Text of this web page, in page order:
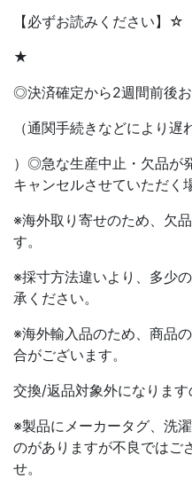
【必ずお読みください】☆
★
◎決済確定から2週間前後お
（通関手続きなどにより遅
）◎急な生産中止・欠品が
キャンセルさせていただく
※海外取り寄せのため、欠
す。
※採寸方法違いより、多少
承ください。
※海外輸入品のため、商品
合がございます。
交換/返品対象外になります
※製品にメーカータグ、洗
のがありますが不良ではご
せ。